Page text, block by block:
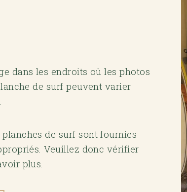
dans les endroits où les photos
de surf peuvent varier
de surf sont fournies
Veuillez donc vérifier
plus.